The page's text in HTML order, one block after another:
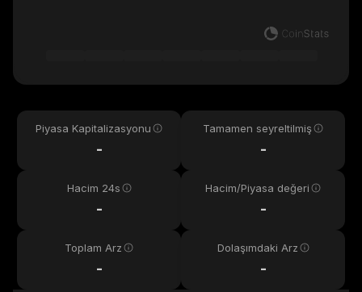
Piyasa Kapitalizasyonu
-
Tamamen seyreltilmiş
-
Hacim 24s
-
Hacim/Piyasa değeri
-
Toplam Arz
-
Dolaşımdaki Arz
-